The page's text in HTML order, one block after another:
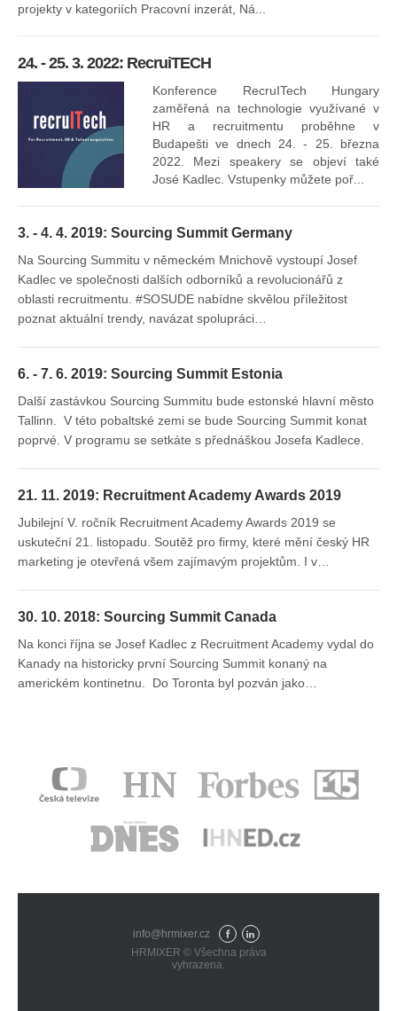
projekty v kategoriích Pracovní inzerát, Ná...
24. - 25. 3. 2022: RecruiTECH
Konference RecruITech Hungary
zaměřená na technologie využívané v
HR a recruitmentu proběhne v
Budapešti ve dnech 24. - 25. března
2022. Mezi speakery se objeví také
José Kadlec. Vstupenky můžete poř...
3. - 4. 4. 2019: Sourcing Summit Germany
Na Sourcing Summitu v německém Mnichově vystoupí Josef
Kadlec ve společnosti dalších odborníků a revolucionářů z
oblasti recruitmentu. #SOSUDE nabídne skvělou příležitost
poznat aktuální trendy, navázat spolupráci…
6. - 7. 6. 2019: Sourcing Summit Estonia
Další zastávkou Sourcing Summitu bude estonské hlavní město
Tallinn. V této pobaltské zemi se bude Sourcing Summit konat
poprvé. V programu se setkáte s přednáškou Josefa Kadlece.
21. 11. 2019: Recruitment Academy Awards 2019
Jubilejní V. ročník Recruitment Academy Awards 2019 se
uskuteční 21. listopadu. Soutěž pro firmy, které mění český HR
marketing je otevřená všem zajímavým projektům. I v…
30. 10. 2018: Sourcing Summit Canada
Na konci října se Josef Kadlec z Recruitment Academy vydal do
Kanady na historicky první Sourcing Summit konaný na
americkém kontinetnu. Do Toronta byl pozván jako…
info@hrmixer.cz
Fac
eb
Lin
HRMIXER © Všechna práva
vyhrazena.